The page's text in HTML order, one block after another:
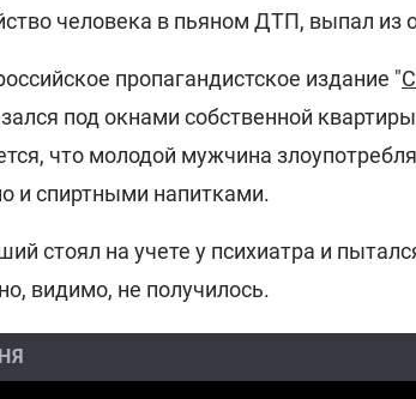
человека в пьяном ДТП, выпал из
пропагандистское издание "
под окнами собственной
что молодой мужчина
и спиртными напитками.
стоял на учете у психиатра и
видимо, не получилось.